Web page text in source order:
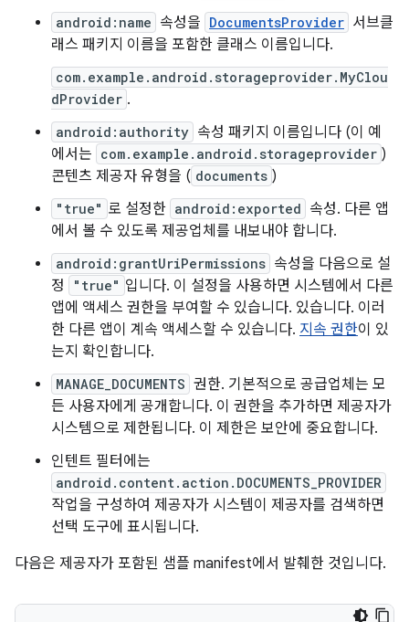
android:name 속성을 DocumentsProvider 서브클
래스 패키지 이름을 포함한 클래스 이름입니다.
com.example.android.storageprovider.MyClou
dProvider .
android:authority 속성 패키지 이름입니다 (이 예
에서는 com.example.android.storageprovider )
콘텐츠 제공자 유형을 ( documents )
"true" 로 설정한 android:exported 속성. 다른 앱
에서 볼 수 있도록 제공업체를 내보내야 합니다.
android:grantUriPermissions 속성을 다음으로 설
정
"true" 입니다. 이 설정을 사용하면 시스템에서 다른
앱에 액세스 권한을 부여할 수 있습니다. 있습니다. 이러
한 다른 앱이 계속 액세스할 수 있습니다. 지속 권한이 있
는지 확인합니다.
MANAGE_DOCUMENTS 권한. 기본적으로 공급업체는 모
든 사용자에게 공개합니다. 이 권한을 추가하면 제공자가
시스템으로 제한됩니다. 이 제한은 보안에 중요합니다.
인텐트 필터에는
android.content.action.DOCUMENTS_PROVIDER
작업을 구성하여 제공자가 시스템이 제공자를 검색하면
선택 도구에 표시됩니다.
다음은 제공자가 포함된 샘플 manifest에서 발췌한 것입니다.